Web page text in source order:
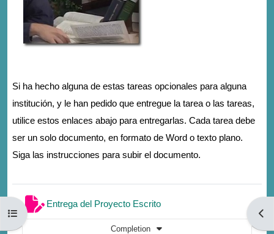
Open course index
Si ha hecho alguna de estas tareas opcionales para alguna
institución, y le han pedido que entregue la tarea o las tareas,
utilice estos enlaces abajo para entregarlas. Cada tarea debe
ser un solo documento, en formato de Word o texto plano.
Siga las instrucciones para subir el documento.
Entrega del Proyecto EscritoAssignment
Completion